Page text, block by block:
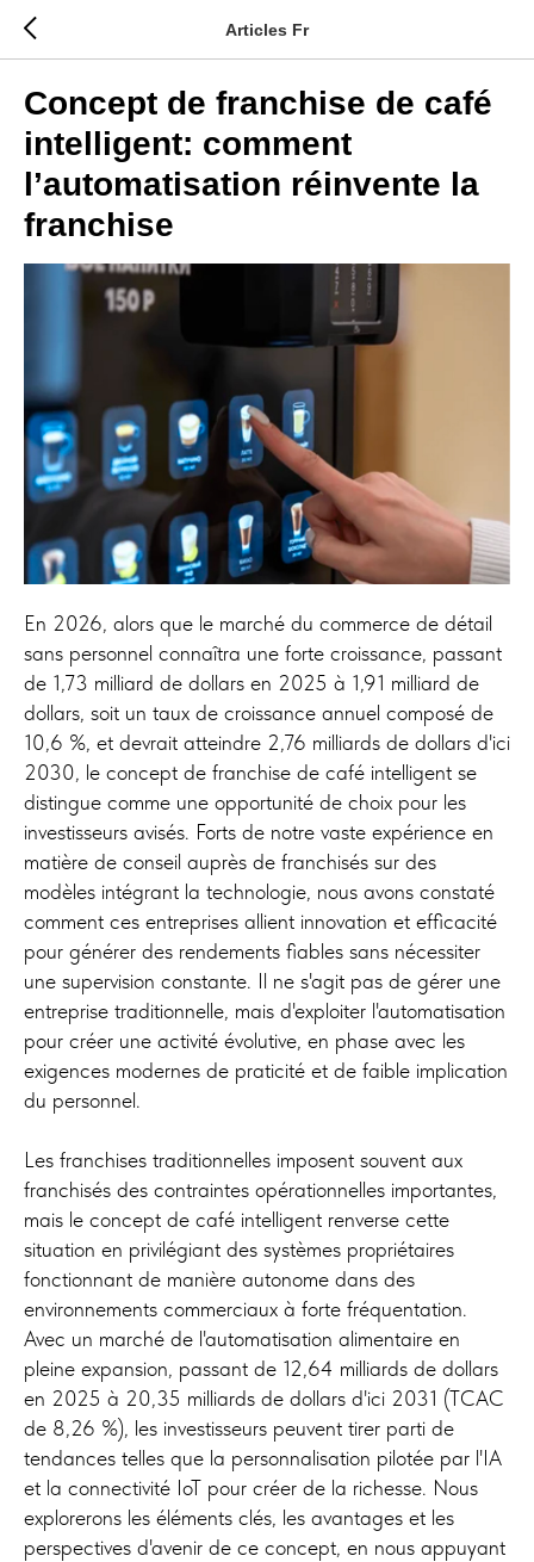
Articles Fr
Concept de franchise de café
intelligent: comment
l’automatisation réinvente la
franchise
En 2026, alors que le marché du commerce de détail
sans personnel connaîtra une forte croissance, passant
de 1,73 milliard de dollars en 2025 à 1,91 milliard de
dollars, soit un taux de croissance annuel composé de
10,6 %, et devrait atteindre 2,76 milliards de dollars d'ici
2030, le concept de franchise de café intelligent se
distingue comme une opportunité de choix pour les
investisseurs avisés. Forts de notre vaste expérience en
matière de conseil auprès de franchisés sur des
modèles intégrant la technologie, nous avons constaté
comment ces entreprises allient innovation et efficacité
pour générer des rendements fiables sans nécessiter
une supervision constante. Il ne s'agit pas de gérer une
entreprise traditionnelle, mais d'exploiter l'automatisation
pour créer une activité évolutive, en phase avec les
exigences modernes de praticité et de faible implication
du personnel.
Les franchises traditionnelles imposent souvent aux
franchisés des contraintes opérationnelles importantes,
mais le concept de café intelligent renverse cette
situation en privilégiant des systèmes propriétaires
fonctionnant de manière autonome dans des
environnements commerciaux à forte fréquentation.
Avec un marché de l'automatisation alimentaire en
pleine expansion, passant de 12,64 milliards de dollars
en 2025 à 20,35 milliards de dollars d'ici 2031 (TCAC
de 8,26 %), les investisseurs peuvent tirer parti de
tendances telles que la personnalisation pilotée par l'IA
et la connectivité IoT pour créer de la richesse. Nous
explorerons les éléments clés, les avantages et les
perspectives d'avenir de ce concept, en nous appuyant